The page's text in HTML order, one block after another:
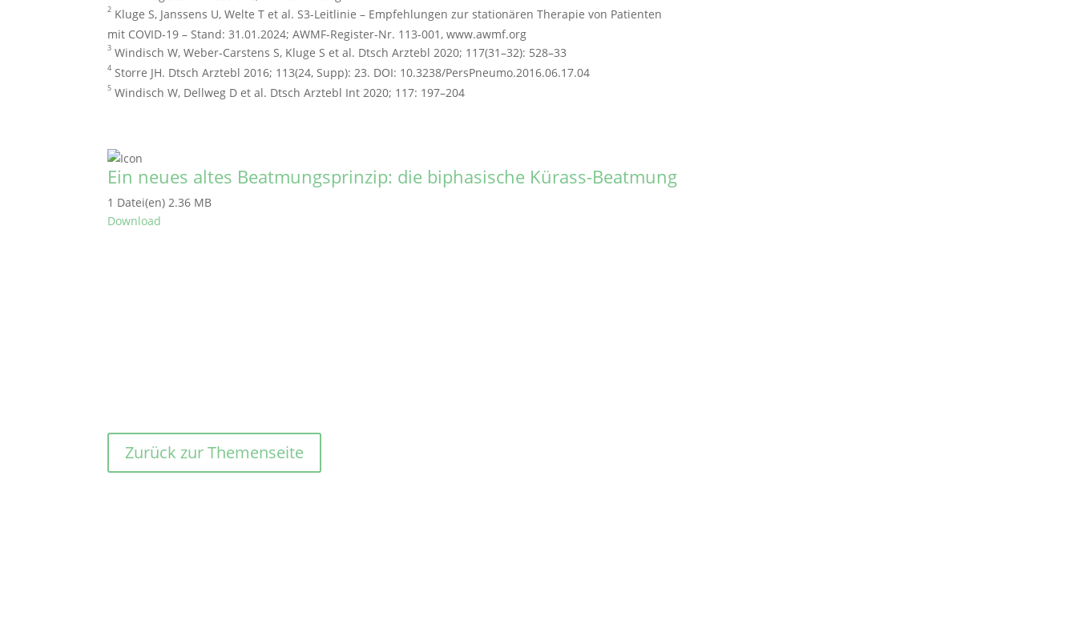
2 Kluge S, Janssens U, Welte T et al. S3-Leitlinie – Empfehlungen zur stationären Therapie von Patienten
mit COVID-19 – Stand: 31.01.2024; AWMF-Register-Nr. 113-001, www.awmf.org
3 Windisch W, Weber-Carstens S, Kluge S et al. Dtsch Arztebl 2020; 117(31–32): 528–33
4 Storre JH. Dtsch Arztebl 2016; 113(24, Supp): 23. DOI: 10.3238/PersPneumo.2016.06.17.04
5 Windisch W, Dellweg D et al. Dtsch Arztebl Int 2020; 117: 197–204
Ein neues altes Beatmungsprinzip: die biphasische Kürass-Beatmung
1 Datei(en) 2.36 MB
Download
Zurück zur Themenseite